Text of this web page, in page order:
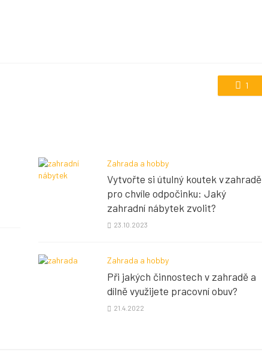
1
Zahrada a hobby
Vytvořte si útulný koutek v zahradě
pro chvíle odpočinku: Jaký
zahradní nábytek zvolit?
23.10.2023
Zahrada a hobby
Při jakých činnostech v zahradě a
dílně využijete pracovní obuv?
21.4.2022